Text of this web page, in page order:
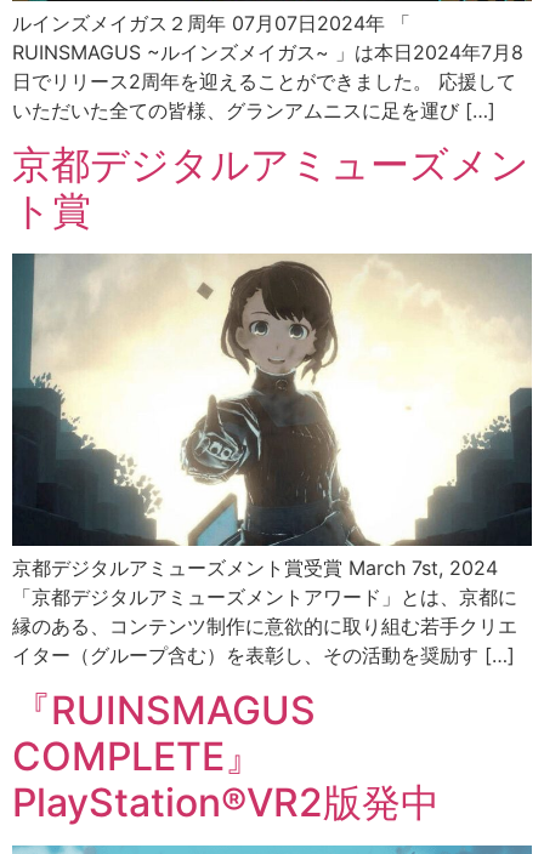
ルインズメイガス２周年 07月07日2024年 「
RUINSMAGUS ~ルインズメイガス~ 」は本日2024年7月8
日でリリース2周年を迎えることができました。 応援して
いただいた全ての皆様、グランアムニスに足を運び […]
京都デジタルアミューズメン
ト賞
京都デジタルアミューズメント賞受賞 March 7st, 2024
「京都デジタルアミューズメントアワード」とは、京都に
縁のある、コンテンツ制作に意欲的に取り組む若手クリエ
イター（グループ含む）を表彰し、その活動を奨励す […]
『RUINSMAGUS
COMPLETE』
PlayStation®VR2版発中